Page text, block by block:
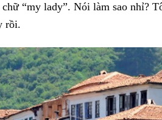
“my lady”. Nói làm sao nhỉ?
rồi.